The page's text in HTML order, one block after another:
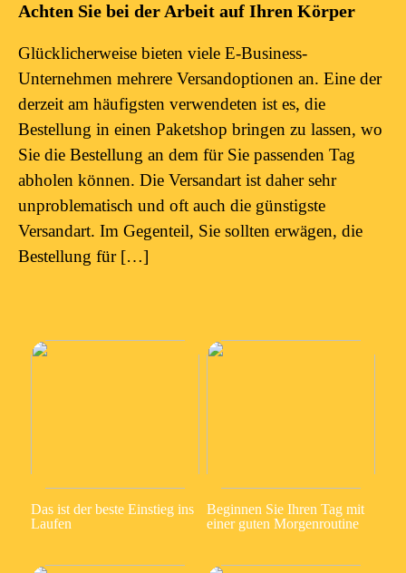
Achten Sie bei der Arbeit auf Ihren Körper
Glücklicherweise bieten viele E-Business-
Unternehmen mehrere Versandoptionen an. Eine der
derzeit am häufigsten verwendeten ist es, die
Bestellung in einen Paketshop bringen zu lassen, wo
Sie die Bestellung an dem für Sie passenden Tag
abholen können. Die Versandart ist daher sehr
unproblematisch und oft auch die günstigste
Versandart. Im Gegenteil, Sie sollten erwägen, die
Bestellung für […]
Das ist der beste Einstieg ins
Laufen
Beginnen Sie Ihren Tag mit
einer guten Morgenroutine